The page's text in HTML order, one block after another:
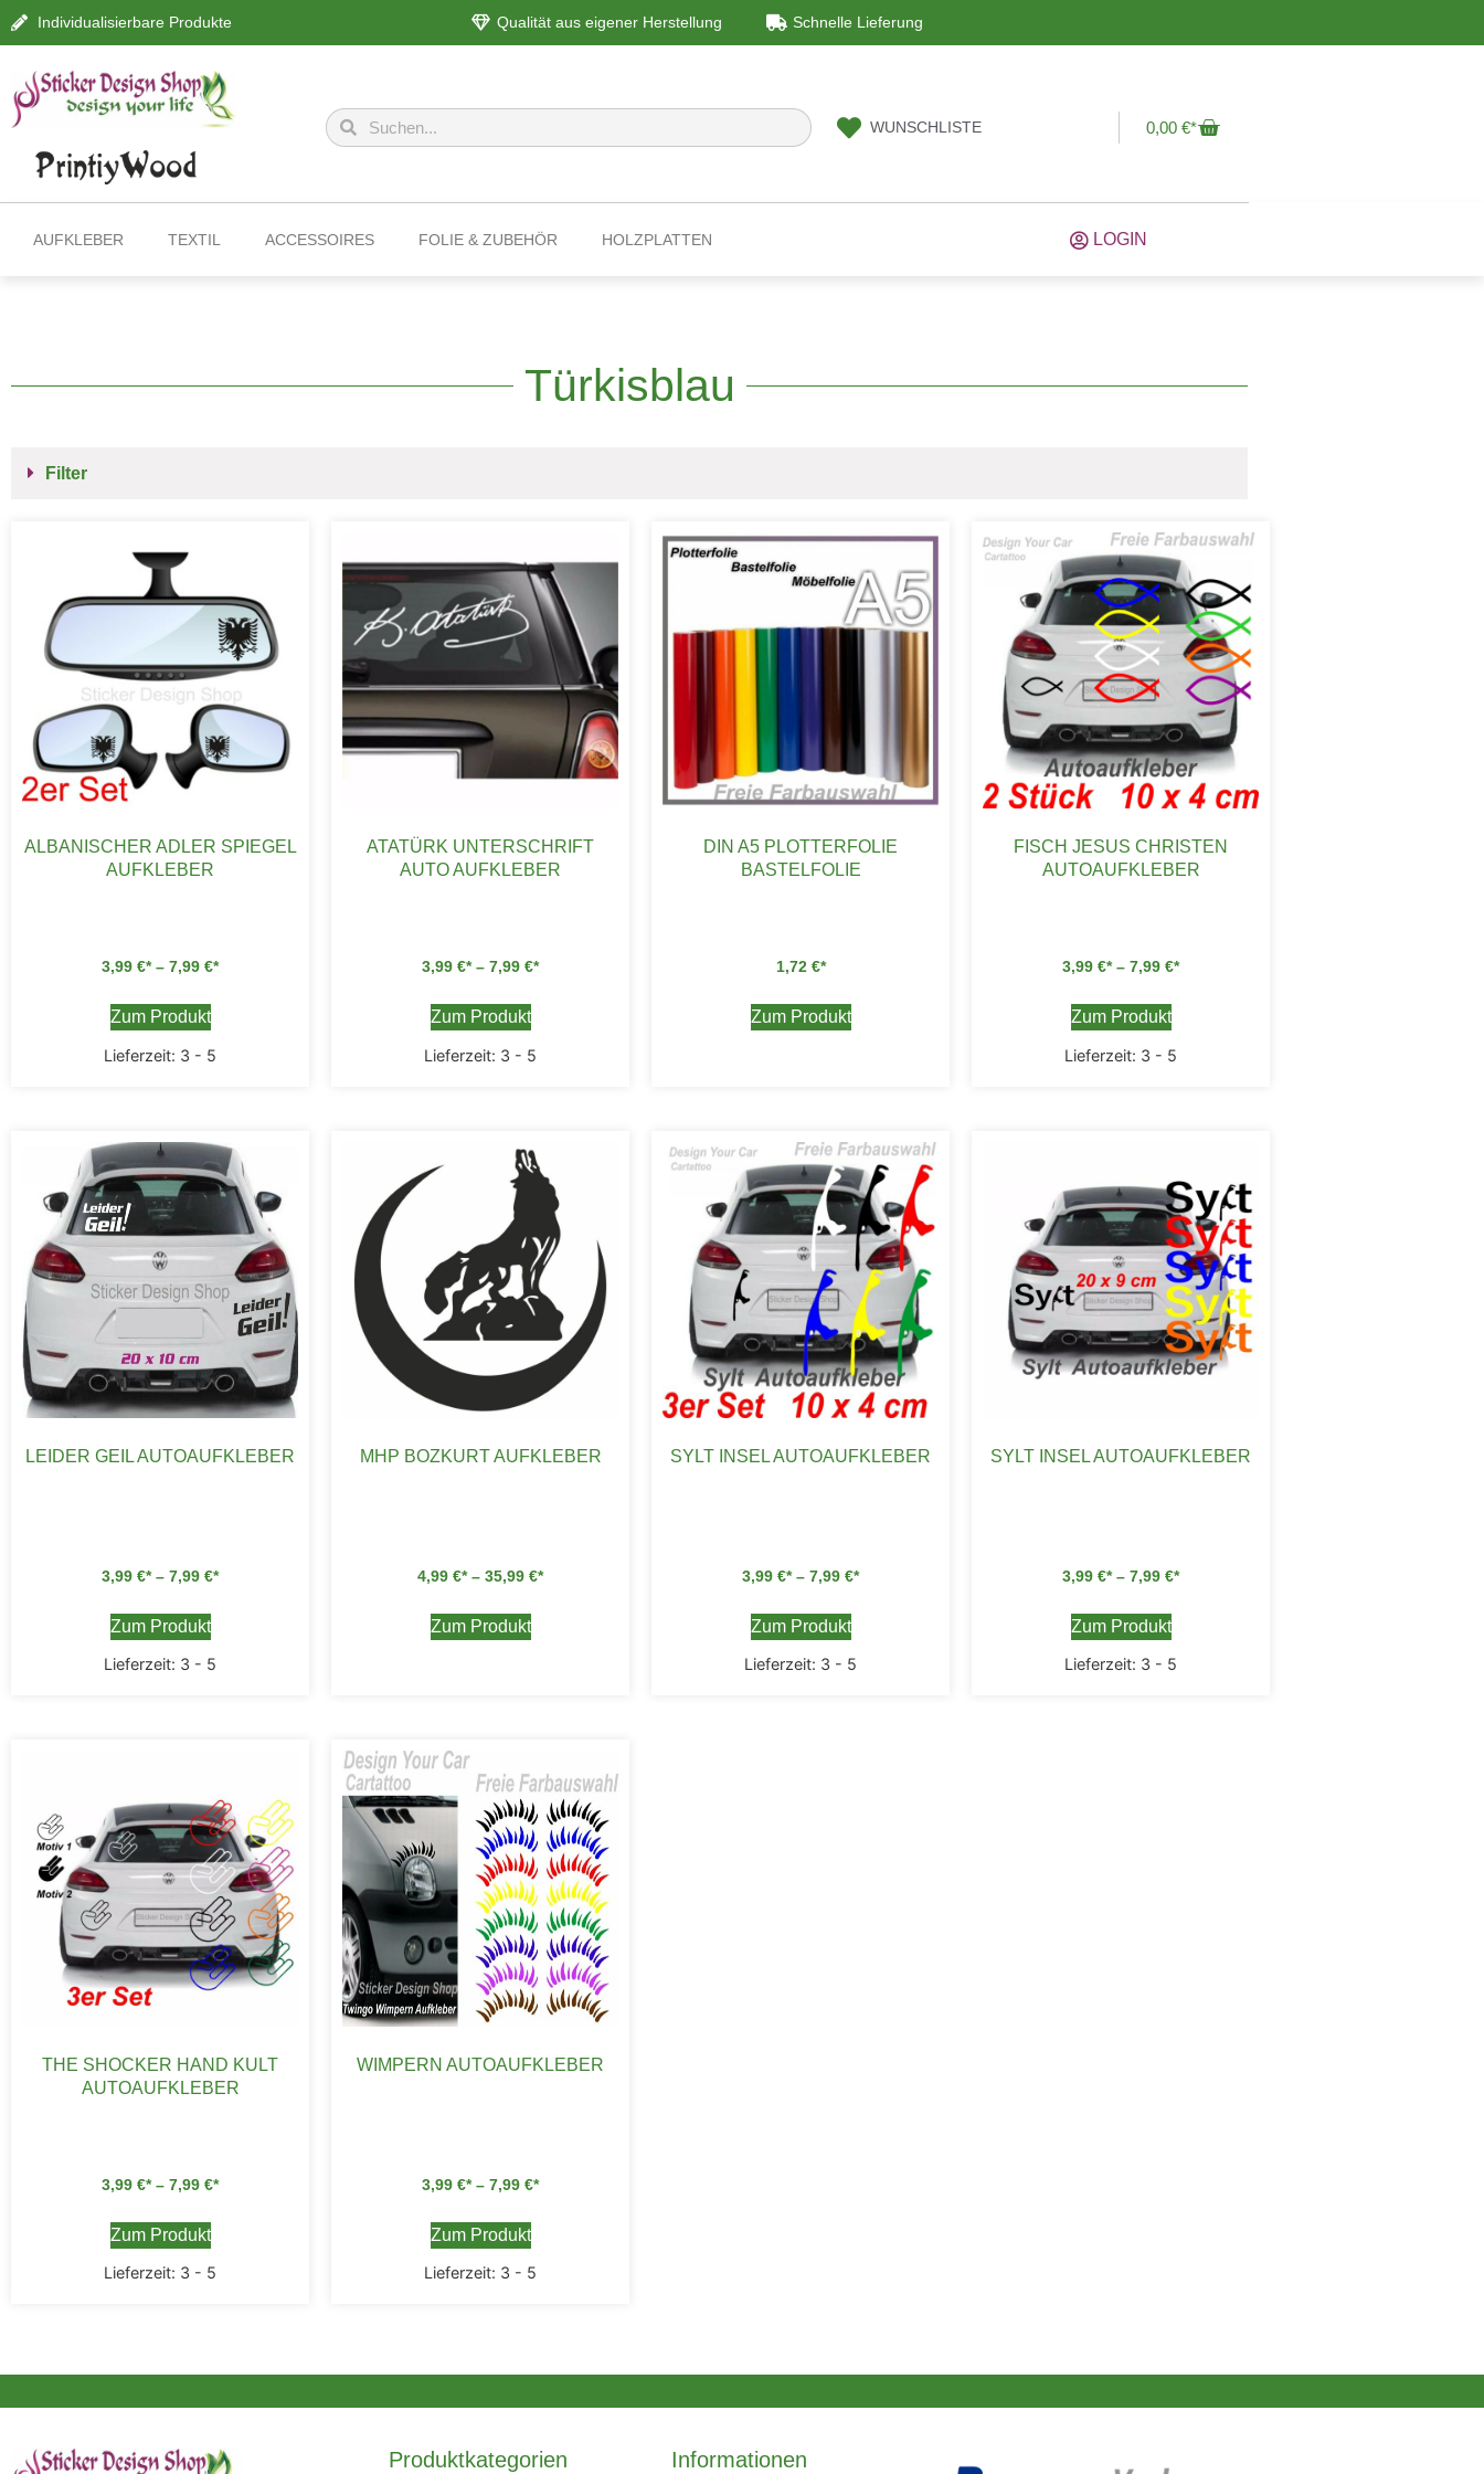
Individualisierbare Produkte Qualität aus eigener Herstellung Schnelle Lieferung
WUNSCHLISTE 0,00€
AUFKLEBER TEXTIL ACCESSOIRES FOLIE & ZUBEHÖR HOLZPLATTEN LOGIN
Türkisblau
Filter
ALBANISCHER ADLER SPIEGEL
AUFKLEBER
3,99 € – 7,99 €
Zum Produkt
Lieferzeit: 3 - 5
ATATÜRK UNTERSCHRIFT
AUTO AUFKLEBER
3,99 € – 7,99 €
Zum Produkt
Lieferzeit: 3 - 5
DIN A5 PLOTTERFOLIE
BASTELFOLIE
1,72 €
Zum Produkt
FISCH JESUS CHRISTEN
AUTOAUFKLEBER
3,99 € – 7,99 €
Zum Produkt
Lieferzeit: 3 - 5
LEIDER GEIL AUTOAUFKLEBER
3,99 € – 7,99 €
Zum Produkt
Lieferzeit: 3 - 5
MHP BOZKURT AUFKLEBER
4,99 € – 35,99 €
Zum Produkt
SYLT INSEL AUTOAUFKLEBER
3,99 € – 7,99 €
Zum Produkt
Lieferzeit: 3 - 5
SYLT INSEL AUTOAUFKLEBER
3,99 € – 7,99 €
Zum Produkt
Lieferzeit: 3 - 5
THE SHOCKER HAND KULT
AUTOAUFKLEBER
3,99 € – 7,99 €
Zum Produkt
Lieferzeit: 3 - 5
WIMPERN AUTOAUFKLEBER
3,99 € – 7,99 €
Zum Produkt
Lieferzeit: 3 - 5
Produktkategorien Informationen